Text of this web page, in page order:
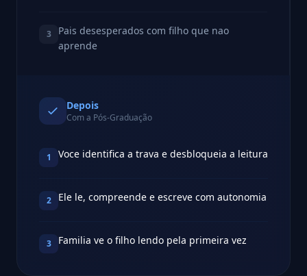
3
Pais desesperados com filho que nao
aprende
Depois
Com a Pós-Graduação
1 Voce identifica a trava e desbloqueia a leitura
2 Ele le, compreende e escreve com autonomia
3 Familia ve o filho lendo pela primeira vez